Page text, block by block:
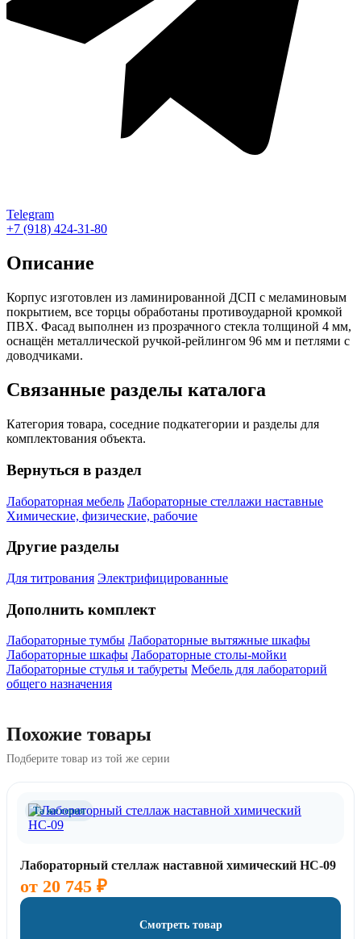
Telegram
+7 (918) 424-31-80
Описание
Корпус изготовлен из ламинированной ДСП с меламиновым
покрытием, все торцы обработаны противоударной кромкой
ПВХ. Фасад выполнен из прозрачного стекла толщиной 4 мм,
оснащён металлической ручкой-рейлингом 96 мм и петлями с
доводчиками.
Связанные разделы каталога
Категория товара, соседние подкатегории и разделы для
комплектования объекта.
Вернуться в раздел
Лабораторная мебель Лабораторные стеллажи наставные
Химические, физические, рабочие
Другие разделы
Для титрования Электрифицированные
Дополнить комплект
Лабораторные тумбы Лабораторные вытяжные шкафы
Лабораторные шкафы Лабораторные столы-мойки
Лабораторные стулья и табуреты Мебель для лабораторий
общего назначения
Похожие товары
Подберите товар из той же серии
Та же серия
Лабораторный стеллаж наставной химический НС-09
от 20 745 ₽
Смотреть товар